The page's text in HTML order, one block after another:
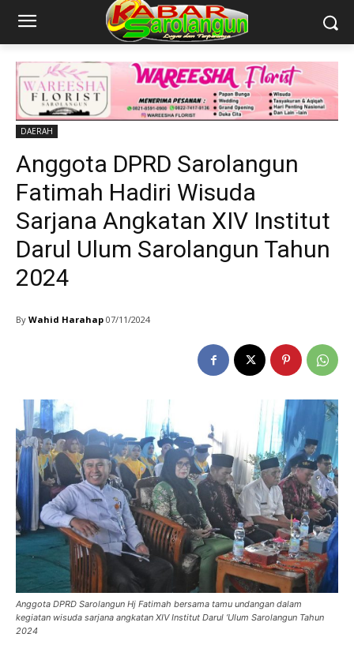
DAERAH
Anggota DPRD Sarolangun
Fatimah Hadiri Wisuda
Sarjana Angkatan XIV Institut
Darul Ulum Sarolangun Tahun
2024
By Wahid Harahap 07/11/2024
Anggota DPRD Sarolangun Hj Fatimah bersama tamu undangan dalam
kegiatan wisuda sarjana angkatan XIV Institut Darul ‘Ulum Sarolangun Tahun
2024